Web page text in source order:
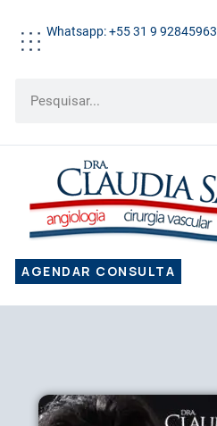
Whatsapp: +55 31 9 92845963
AGENDAR CONSULTA